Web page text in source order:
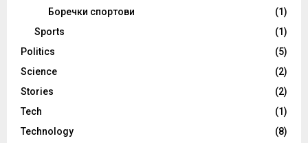
Боречки спортови
(1)
Sports
(1)
Politics
(5)
Science
(2)
Stories
(2)
Tech
(1)
Technology
(8)